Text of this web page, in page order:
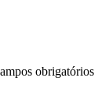
obrigatórios